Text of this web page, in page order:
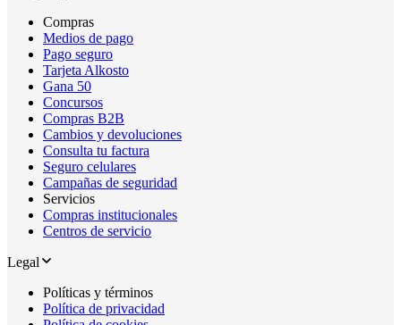
Compras
Medios de pago
Pago seguro
Tarjeta Alkosto
Gana 50
Concursos
Compras B2B
Cambios y devoluciones
Consulta tu factura
Seguro celulares
Campañas de seguridad
Servicios
Compras institucionales
Centros de servicio
Legal
Políticas y términos
Política de privacidad